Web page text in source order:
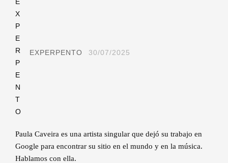
EXPERPENTO 30/07/2025
Paula Caveira es una artista singular que dejó su trabajo en
Google para encontrar su sitio en el mundo y en la música.
Hablamos con ella.